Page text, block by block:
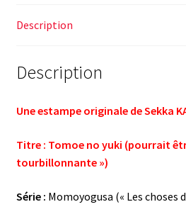
Description
Description
Une estampe originale de Sekka
Titre : Tomoe no yuki (pourrait
tourbillonnante »)
Série : Momoyogusa (« Les choses